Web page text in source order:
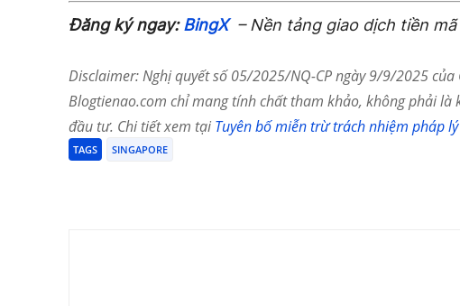
Đăng ký ngay:BingX– Nền tảng giao dịch tiền mã
Disclaimer: Nghị quyết số 05/2025/NQ-CP ngày 9/9/2025
Blogtienao.com chỉ mang tính chất tham khảo, không phải là
đầu tư. Chi tiết xem tạiTuyên bố miễn trừ trách nhiệm pháp lý
TAGS SINGAPORE